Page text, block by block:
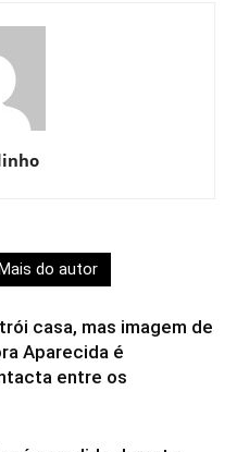
do autor
casa, mas imagem de
Aparecida é
entre os